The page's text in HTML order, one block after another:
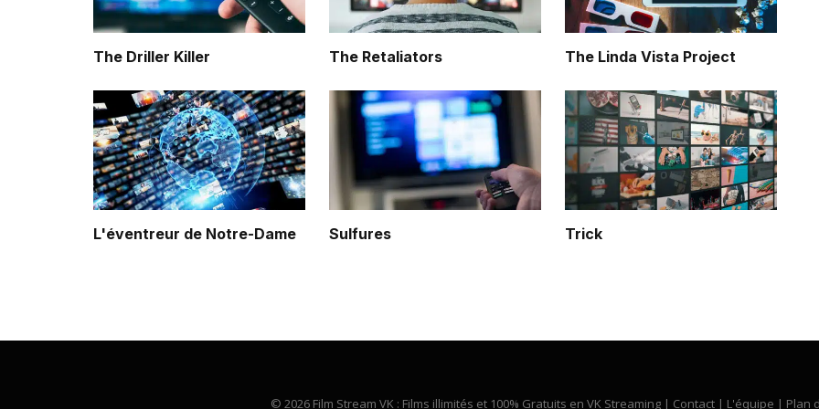
The Driller Killer The Retaliators The Linda Vista Project
L'éventreur de Notre-Dame Sulfures Trick
© 2026 Film Stream VK : Films illimités et 100% Gratuits en VK Streaming | Contact | L'équipe | Plan